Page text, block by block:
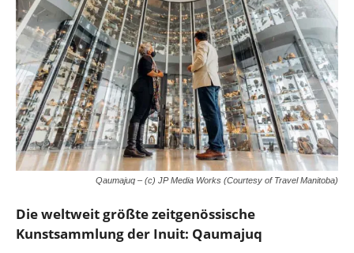
Qaumajuq – (c) JP Media Works (Courtesy of Travel Manitoba)
Die weltweit größte zeitgenössische
Kunstsammlung der Inuit: Qaumajuq